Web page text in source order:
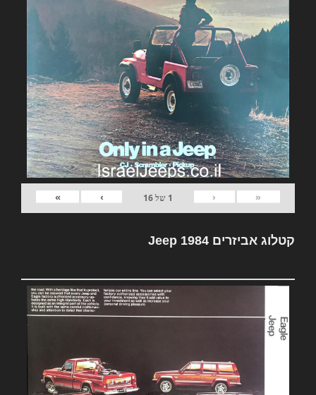
«
‹
1 של16
›
»
קטלוג אביזרים Jeep 1984